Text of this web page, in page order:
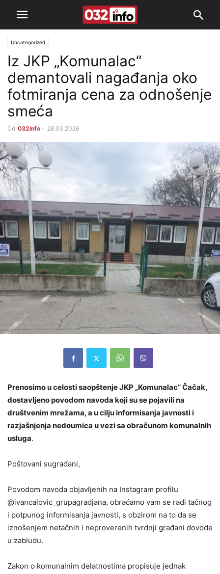
Uncategorized
Iz JKP „Komunalac“
demantovali nagađanja oko
fotmiranja cena za odnošenje
smeća
Od 032info - 28.03.2026
Prenosimo u celosti saopštenje JKP „Komunalac“ Čačak,
dostavljeno povodom navoda koji su se pojavili na
društvenim mrežama, a u cilju informisanja javnosti i
razjašnjenja nedoumica u vezi sa obračunom komunalnih
usluga.
Poštovani sugrađani,
Povodom navoda objavljenih na Instagram profilu
@ivancalovic_grupagradjana, obraćamo vam se radi tačnog
i potpunog informisanja javnosti, s obzirom na to da se
iznošenjem netačnih i neproverenih tvrdnji građani dovode
u zabludu.
Zakon o komunalnim delatnostima propisuje jednak